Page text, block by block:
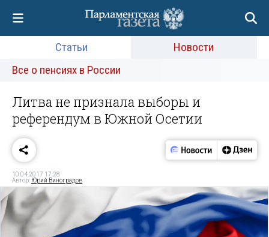
Статьи
Новости
Все о пенсиях в России
Литва не признала выборы и
референдум в Южной Осетии
10.04.2017 17:28
Автор: Юрий Виноградов